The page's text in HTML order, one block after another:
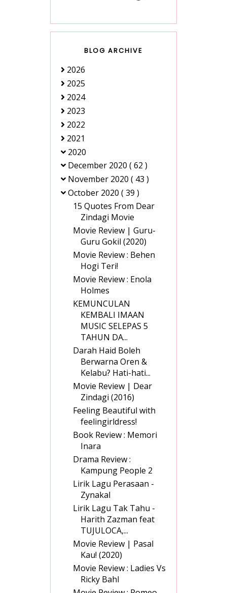
BLOG ARCHIVE
2026
2025
2024
2023
2022
2021
2020
December 2020 ( 62 )
November 2020 ( 43 )
October 2020 ( 39 )
15 Quotes From Dear
Zindagi Movie
Movie Review | Guru-
Guru Gokil (2020)
Movie Review : Behen
Hogi Teri!
Movie Review : Enola
Holmes
KEMUNCULAN
KEMBALI IMAAN
MUSIC SELEPAS 5
TAHUN DA...
Darah Haid Boleh
Berwarna Oren &
Kelabu? Hati-hati...
Movie Review | Dear
Zindagi (2016)
Feeling Beautiful with
feelingirldress!
Book Review : Memori
Inara
Drama Review :
Kampung People 2
Lirik Lagu Perasaan -
Zynakal
Lirik Lagu Tak Tahu -
Harith Zazman feat
TUJULOCA,...
Movie Review | Pasal
Kau! (2020)
Movie Review : Ladies Vs
Ricky Bahl